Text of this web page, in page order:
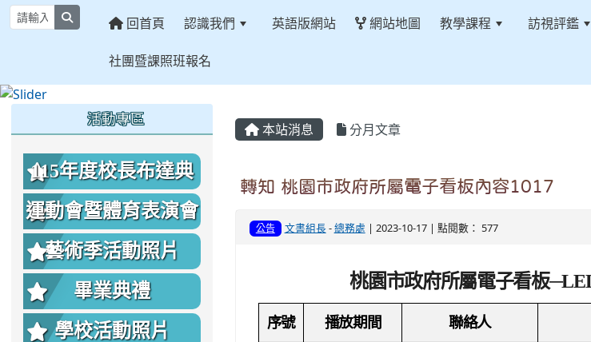
回首頁 認識我們 英語版網站 網站地圖 教學課程 訪視評鑑
社團暨課照班報名
本站消息 分月文章
轉知 桃園市政府所屬電子看板內容1017
公告 文書組長-總務處 | 2023-10-17 | 點閱數： 577
桃園市政府所屬電子看板
序號 播放期間 聯絡人
活動專區
115年度校長布達典
禮照片
運動會暨體育表演會
照片
藝術季活動照片
畢業典禮
學校活動照片